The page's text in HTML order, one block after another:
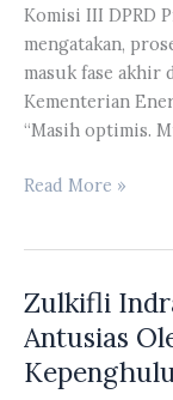
Komisi III DPRD
mengatakan,
masuk fase akhir
Kementerian
“Masih optimis.
Markarius
Pencairan
Dari
Sudah
Read More »
Zulkifli
Antusias